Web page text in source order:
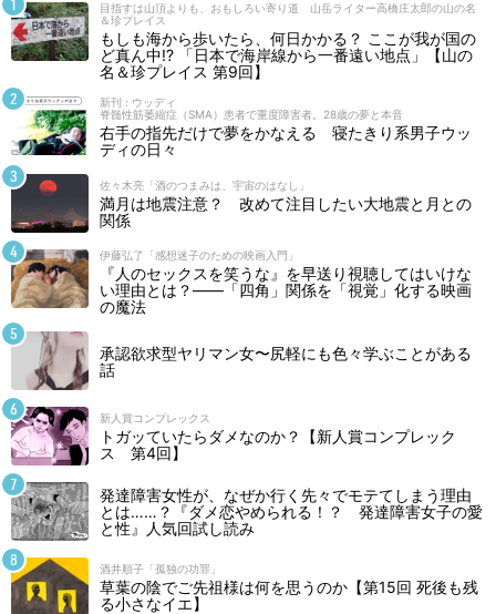
目指すは山頂よりも、おもしろい寄り道 山岳ライター高橋庄太郎の山の名
＆珍プレイス
もしも海から歩いたら、何日かかる？ ここが我が国の
ど真ん中!? 「日本で海岸線から一番遠い地点」【山の
名＆珍プレイス 第9回】
新刊 : ウッディ
脊髄性筋萎縮症（SMA）患者で重度障害者。28歳の夢と本音
右手の指先だけで夢をかなえる 寝たきり系男子ウッ
ディの日々
佐々木亮「酒のつまみは、宇宙のはなし」
満月は地震注意？ 改めて注目したい大地震と月との
関係
伊藤弘了「感想迷子のための映画入門」
『人のセックスを笑うな』を早送り視聴してはいけな
い理由とは？――「四角」関係を「視覚」化する映画
の魔法
承認欲求型ヤリマン女〜尻軽にも色々学ぶことがある
話
新人賞コンプレックス
トガッていたらダメなのか？【新人賞コンプレック
ス 第4回】
発達障害女性が、なぜか行く先々でモテてしまう理由
とは……？『ダメ恋やめられる！？ 発達障害女子の愛
と性』人気回試し読み
酒井順子「孤独の功罪」
草葉の陰でご先祖様は何を思うのか【第15回 死後も残
る小さなイエ】